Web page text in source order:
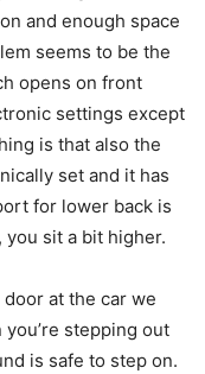
and enough space
seems to be the
opens on front
settings except
is that also the
set and it has
for lower back is
sit a bit higher.
at the car we
stepping out
is safe to step on.